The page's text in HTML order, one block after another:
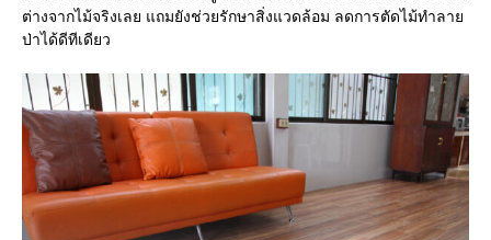
ต่างจากไม้จริงเลย แถมยังช่วยรักษาสิ่งแวดล้อม ลดการตัดไม้ทำลาย
ป่าได้ดีทีเดียว